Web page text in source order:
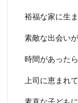
裕福な家に生
素敵な出会い
時間があった
上司に恵まれ